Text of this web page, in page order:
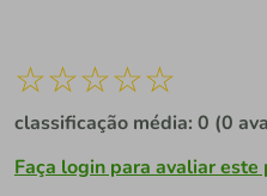
☆☆☆☆☆
classificação média: 0 (0
Faça login para avaliar este